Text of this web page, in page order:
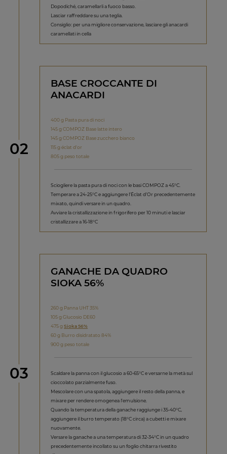
Dopodiché, caramellarli a fuoco basso.
Lasciar raffreddare su una teglia.
Consiglio: per una migliore conservazione, lasciare gli anacardi
caramellati in cella
Step
02
BASE CROCCANTE DI
ANACARDI
400 g Pasta pura di noci
145 g COMPOZ Base latte intero
145 g COMPOZ Base zucchero bianco
115 g éclat d'or
805 g peso totale
Sciogliere la pasta pura di noci con le basi COMPOZ a 45°C.
Temperare a 24-25°C e aggiungere l’Éclat d’Or precedentemente
mixato, quindi versare in un quadro.
Avviare la cristallizzazione in frigorifero per 10 minuti e lasciar
cristallizzare a 16-18°C
Step
03
GANACHE DA QUADRO
SIOKA 56%
260 g Panna UHT 35%
105 g Glucosio DE60
475 gSioka 56%
60 g Burro disidratato 84%
900 g peso totale
Scaldare la panna con il glucosio a 60-65°C e versarne la metà sul
cioccolato parzialmente fuso.
Mescolare con una spatola, aggiungere il resto della panna, e
mixare per rendere omogenea l'emulsione.
Quando la temperatura della ganache raggiunge i 35-40°C,
aggiungere il burro temperato (18°C circa) a cubetti e mixare
nuovamente.
Versare la ganache a una temperatura di 32-34°C in un quadro
precedentemente incollato su un foglio chitarra rivestito